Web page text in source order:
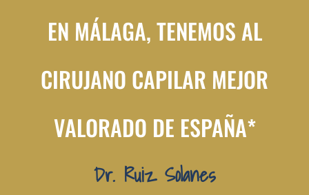
EN MÁLAGA, TENEMOS AL
CIRUJANO CAPILAR MEJOR
VALORADO DE ESPAÑA*
Dr. Ruiz Solanes